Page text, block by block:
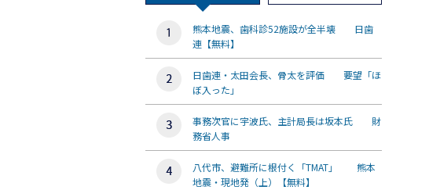
熊本地震、歯科診52施設が全半壊 日歯
連【無料】
日歯連・太田会長、骨太を評価 要望「ほ
ぼ入った」
事務次官に宇波氏、主計局長は坂本氏 財
務省人事
八代市、避難所に根付く「TMAT」 熊本
地震・現地発（上）【無料】